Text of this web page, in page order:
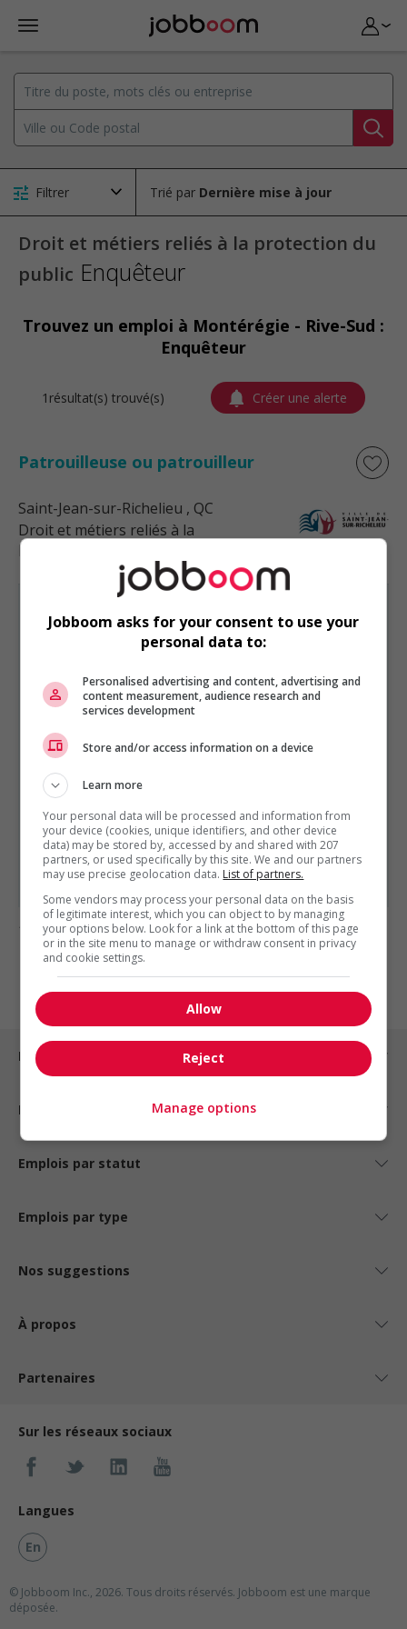
Filtrer Trié par
Droit et métiers reliés à la protection du
public Enquêteur
Trouvez un emploi à Montérégie - Rive-Sud :
Enquêteur
1résultat(s) trouvé(s) Créer une alerte
Patrouilleuse ou patrouilleur
Saint-Jean-sur-Richelieu , QC
Droit et métiers reliés à la
protection du public
DROIT ET MÉTIERS RELIÉS À LA PROTECTION DU PUBLIC
EST PRÉSENTÉ PAR
Groupe Montpetit Montréal, Québec
Autres offres de l'entreprise
Bibliothécaire recherchiste en droit – hybride !
Bibliothécaire – spécialiste de l'information en...
Adjoint juridique | enquête en milieu de travail
Adjoint juridique | fiscalité d’entreprise
Technicien documentaire, recherche juridique,...
Technicien juridique corporatif | cabinet régional
1 - 1 de 1 résultats
Emplois par ville
Emplois par secteur
Emplois par statut
Emplois par type
Nos suggestions
À propos
Partenaires
Sur les réseaux sociaux
Langues
En
© Jobboom Inc., 2026. Tous droits réservés. Jobboom est une marque
déposée.
Jobboom asks for your consent to use your
personal data to:
Personalised advertising and content, advertising and
content measurement, audience research and
services development
Store and/or access information on a device
Learn more
Your personal data will be processed and information from
your device (cookies, unique identifiers, and other device
data) may be stored by, accessed by and shared with 207
partners, or used specifically by this site. We and our partners
may use precise geolocation data. List of partners.
Some vendors may process your personal data on the basis
of legitimate interest, which you can object to by managing
your options below. Look for a link at the bottom of this page
or in the site menu to manage or withdraw consent in privacy
and cookie settings.
Allow
Reject
Manage options